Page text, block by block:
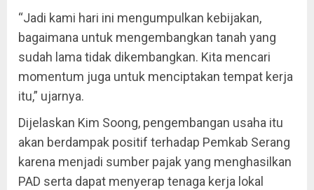
“Jadi kami hari ini mengumpulkan kebijakan,
bagaimana untuk mengembangkan tanah yang
sudah lama tidak dikembangkan. Kita mencari
momentum juga untuk menciptakan tempat kerja
itu,” ujarnya.
Dijelaskan Kim Soong, pengembangan usaha itu
akan berdampak positif terhadap Pemkab Serang
karena menjadi sumber pajak yang menghasilkan
PAD serta dapat menyerap tenaga kerja lokal